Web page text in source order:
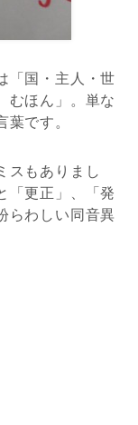
「国・主人・世
むほん」。単な
です。
スもありまし
「更正」、「発
らわしい同音異